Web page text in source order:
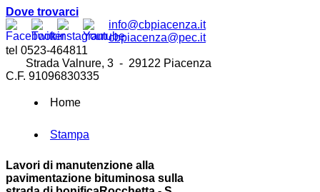
Dove trovarci
info@cbpiacenza.it
cbpiacenza@pec.it
tel 0523-464811
Strada Valnure, 3 - 29122 Piacenza
C.F. 91096830335
Home
Stampa
Lavori di manutenzione alla
pavimentazione bituminosa sulla